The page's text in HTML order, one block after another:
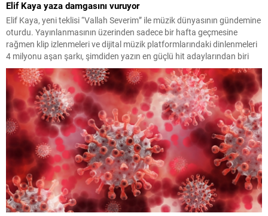
Elif Kaya yaza damgasını vuruyor
Elif Kaya, yeni teklisi “Vallah Severim” ile müzik dünyasının gündemine
oturdu. Yayınlanmasının üzerinden sadece bir hafta geçmesine
rağmen klip izlenmeleri ve dijital müzik platformlarındaki dinlenmeleri
4 milyonu aşan şarkı, şimdiden yazın en güçlü hit adaylarından biri
olarak gösteriliyor. Enerjik altyapısı, hareketli ritmi ve ilk dinleyişte
akıllara kazınan nakaratıyla dikkat çeken...